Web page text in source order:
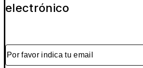
electrónico
Por favor indica tu email